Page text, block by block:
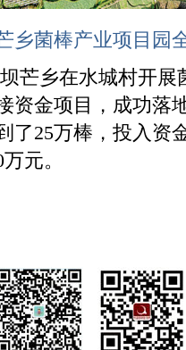
乡菌棒产业项目园
芒乡在水城村开展
资金项目，成功落
了25万棒，投入资
元。